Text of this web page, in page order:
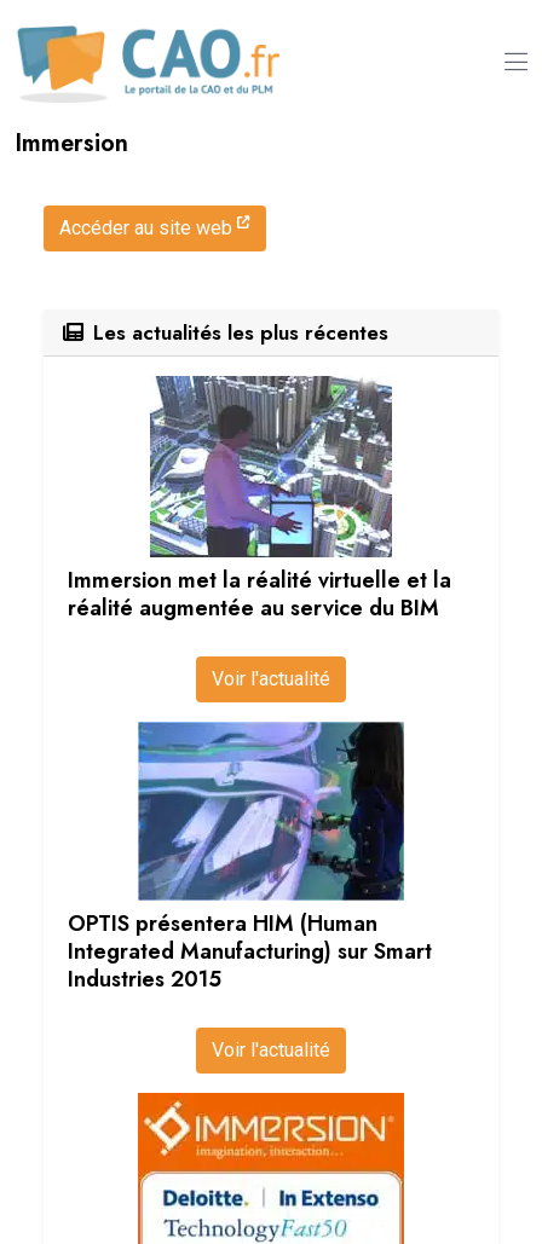
Immersion
Accéder au site web
Les actualités les plus récentes
Immersion met la réalité virtuelle et la
réalité augmentée au service du BIM
Voir l'actualité
OPTIS présentera HIM (Human
Integrated Manufacturing) sur Smart
Industries 2015
Voir l'actualité